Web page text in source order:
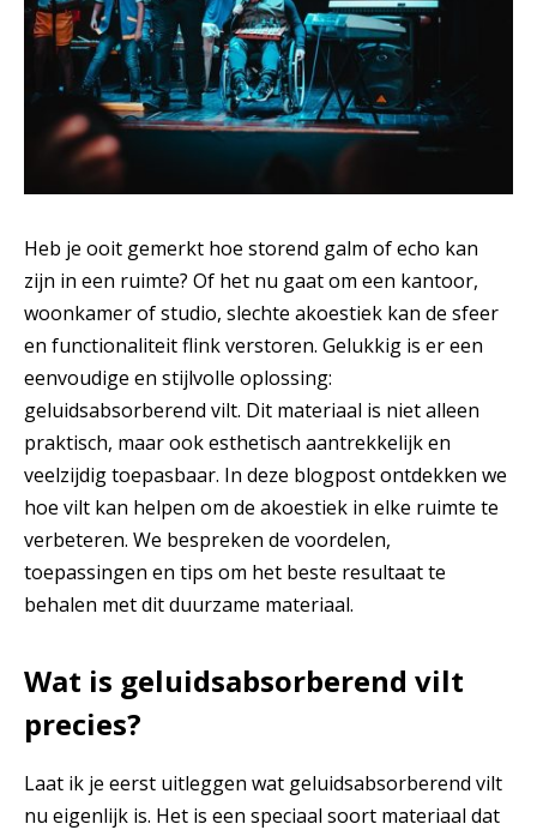
Heb je ooit gemerkt hoe storend galm of echo kan
zijn in een ruimte? Of het nu gaat om een kantoor,
woonkamer of studio, slechte akoestiek kan de sfeer
en functionaliteit flink verstoren. Gelukkig is er een
eenvoudige en stijlvolle oplossing:
geluidsabsorberend vilt. Dit materiaal is niet alleen
praktisch, maar ook esthetisch aantrekkelijk en
veelzijdig toepasbaar. In deze blogpost ontdekken we
hoe vilt kan helpen om de akoestiek in elke ruimte te
verbeteren. We bespreken de voordelen,
toepassingen en tips om het beste resultaat te
behalen met dit duurzame materiaal.
Wat is geluidsabsorberend vilt
precies?
Laat ik je eerst uitleggen wat geluidsabsorberend vilt
nu eigenlijk is. Het is een speciaal soort materiaal dat